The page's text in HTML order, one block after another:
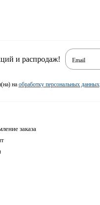
и распродаж! Email
на обработку персональных данных.
заказа